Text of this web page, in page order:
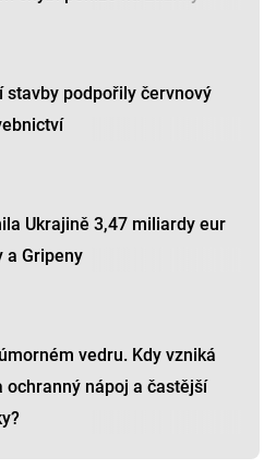
stavby podpořily červnový
Ukrajině 3,47 miliardy eur
a Gripeny
vedru. Kdy vzniká
ochranný nápoj a častější